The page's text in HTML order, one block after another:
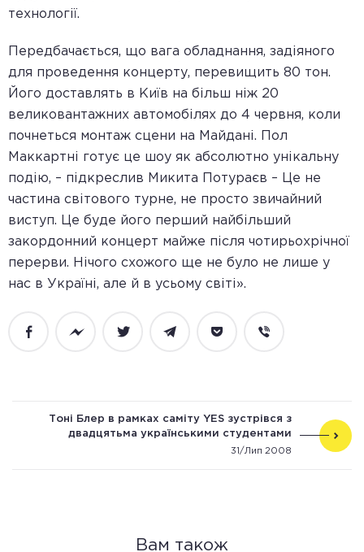
технології.
Передбачається, що вага обладнання, задіяного
для проведення концерту, перевищить 80 тон.
Його доставлять в Київ на більш ніж 20
великовантажних автомобілях до 4 червня, коли
почнеться монтаж сцени на Майдані. Пол
Маккартні готує це шоу як абсолютно унікальну
подію, – підкреслив Микита Потураєв – Це не
частина світового турне, не просто звичайний
виступ. Це буде його перший найбільший
закордонний концерт майже після чотирьохрічної
перерви. Нічого схожого ще не було не лише у
нас в Україні, але й в усьому світі».
FacebookMessengerTwitter TelegramPocket Viber
Тоні Блер в рамках саміту YES зустрівся з
двадцятьма українськими студентами
31/Лип 2008
Вам також